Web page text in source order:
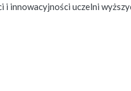
i innowacyjności uczelni